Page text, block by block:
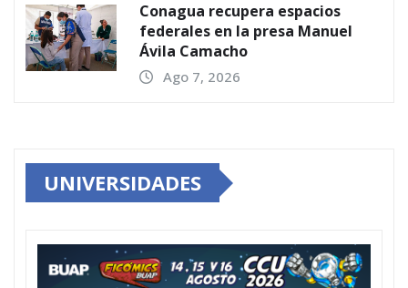
Conagua recupera espacios
federales en la presa Manuel
Ávila Camacho
Ago 7, 2026
UNIVERSIDADES